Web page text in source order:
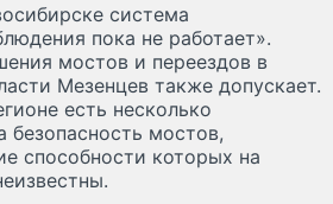
система
пока не работает».
мостов и переездов в
Мезенцев также допускает.
есть несколько
безопасность мостов,
способности которых на